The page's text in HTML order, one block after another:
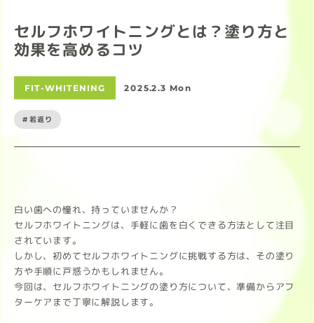
セルフホワイトニングとは？塗り方と
効果を高めるコツ
FIT-WHITENING 2025.2.3 Mon
#若返り
白い歯への憧れ、持っていませんか？
セルフホワイトニングは、手軽に歯を白くできる方法として注目
されています。
しかし、初めてセルフホワイトニングに挑戦する方は、その塗り
方や手順に戸惑うかもしれません。
今回は、セルフホワイトニングの塗り方について、準備からアフ
ターケアまで丁寧に解説します。